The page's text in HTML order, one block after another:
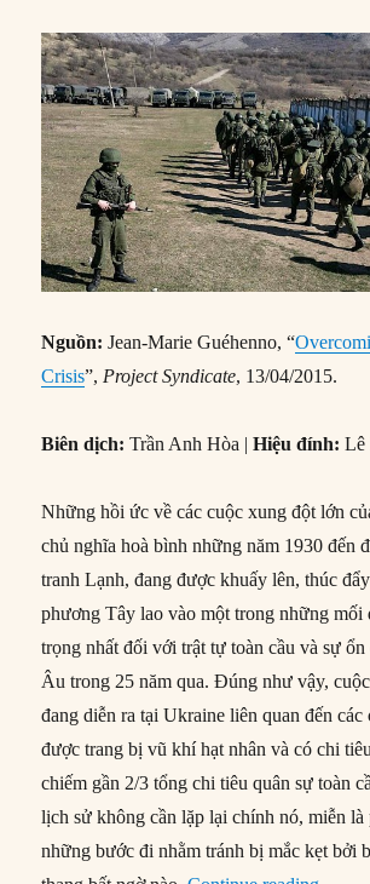
Nguồn: Jean-Marie Guéhenno, “
Crisis”, Project Syndicate, 13/04/2015.
Biên dịch: Trần Anh Hòa |Hiệu đính: Lê
Những hồi ức về các cuộc xung đột lớn
chủ nghĩa hoà bình những năm 1930 đến
tranh Lạnh, đang được khuấy lên, thúc
phương Tây lao vào một trong những mối
trọng nhất đối với trật tự toàn cầu và sự ổn
Âu trong 25 năm qua. Đúng như vậy,
đang diễn ra tại Ukraine liên quan đến các
được trang bị vũ khí hạt nhân và có chi
chiếm gần 2/3 tổng chi tiêu quân sự toàn
lịch sử không cần lặp lại chính nó, miễn
những bước đi nhằm tránh bị mắc kẹt bởi